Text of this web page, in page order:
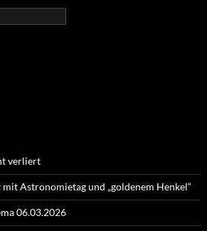
verliert
Astronomietag und „goldenem Henkel“
06.03.2026